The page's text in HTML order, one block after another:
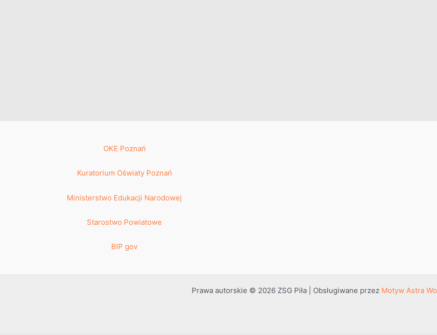
OKE Poznań
Kuratorium Oświaty Poznań
Ministerstwo Edukacji Narodowej
Starostwo Powiatowe
BIP gov
Prawa autorskie © 2026 ZSG Piła | Obsługiwane przez Motyw Astra